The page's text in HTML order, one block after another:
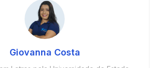
Giovanna Costa